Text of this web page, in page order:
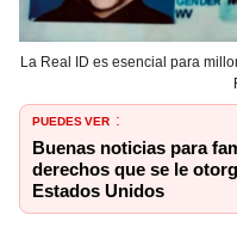
La Real ID es esencial para
PUEDES VER :
Buenas noticias para
derechos que se le
Estados Unidos